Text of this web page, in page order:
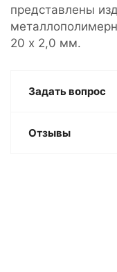
представлены
20 х 2,0 мм.
Задать вопрос
Отзывы